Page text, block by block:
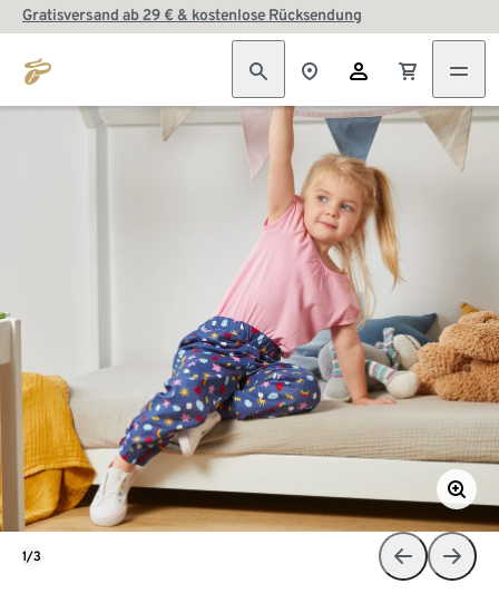
Gratisversand ab 29 € & kostenlose Rücksendung
1/3